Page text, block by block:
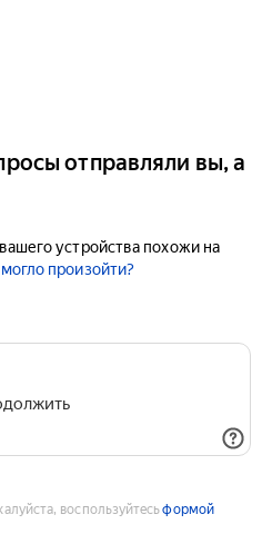
отправляли вы, а
устройства похожи на
произойти?
воспользуйтесьформой